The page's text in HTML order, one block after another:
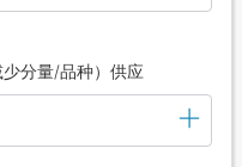
分量/品种）供应